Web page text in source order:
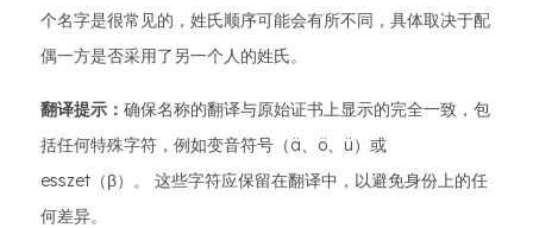
个名字是很常见的，姓氏顺序可能会有所不同，具体取决于配
偶一方是否采用了另一个人的姓氏。
翻译提示： 确保名称的翻译与原始证书上显示的完全一致，包
括任何特殊字符，例如变音符号（ä、ö、ü）或
esszet（β）。 这些字符应保留在翻译中，以避免身份上的任
何差异。